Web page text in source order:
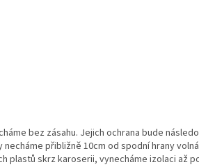
bez zásahu. Jejich ochrana bude
přibližně 10cm od spodní hrany
plastů skrz karoserii, vynecháme izolaci až